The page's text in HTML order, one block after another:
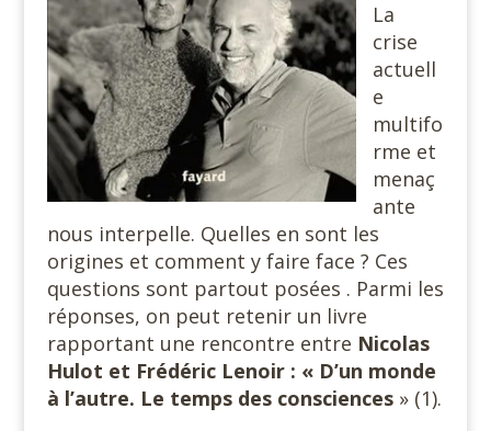
La
crise
actuell
e
multifo
rme et
menaç
ante
nous interpelle. Quelles en sont les
origines et comment y faire face ? Ces
questions sont partout posées . Parmi les
réponses, on peut retenir un livre
rapportant une rencontre entre Nicolas
Hulot et Frédéric Lenoir : « D’un monde
à l’autre. Le temps des consciences » (1).